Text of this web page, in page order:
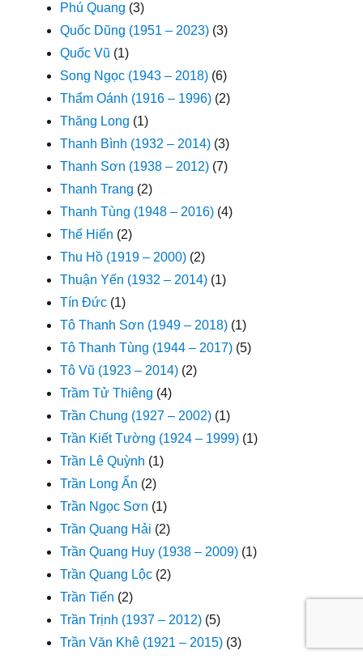
Phú Quang (3)
Quốc Dũng (1951 – 2023) (3)
Quốc Vũ (1)
Song Ngọc (1943 – 2018) (6)
Thẩm Oánh (1916 – 1996) (2)
Thăng Long (1)
Thanh Bình (1932 – 2014) (3)
Thanh Sơn (1938 – 2012) (7)
Thanh Trang (2)
Thanh Tùng (1948 – 2016) (4)
Thế Hiển (2)
Thu Hồ (1919 – 2000) (2)
Thuận Yến (1932 – 2014) (1)
Tín Đức (1)
Tô Thanh Sơn (1949 – 2018) (1)
Tô Thanh Tùng (1944 – 2017) (5)
Tô Vũ (1923 – 2014) (2)
Trầm Tử Thiêng (4)
Trần Chung (1927 – 2002) (1)
Trần Kiết Tường (1924 – 1999) (1)
Trần Lê Quỳnh (1)
Trần Long Ẩn (2)
Trần Ngọc Sơn (1)
Trần Quang Hải (2)
Trần Quang Huy (1938 – 2009) (1)
Trần Quang Lộc (2)
Trần Tiến (2)
Trần Trịnh (1937 – 2012) (5)
Trần Văn Khê (1921 – 2015) (3)